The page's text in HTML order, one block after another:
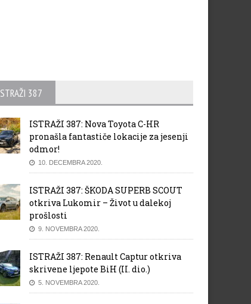
387
ISTRAŽI 387: Nova Toyota C-HR
pronašla fantastiče lokacije za jesenji
odmor!
10. DECEMBRA 2020.
ISTRAŽI 387: ŠKODA SUPERB SCOUT
otkriva Lukomir – Život u dalekoj
prošlosti
9. NOVEMBRA 2020.
ISTRAŽI 387: Renault Captur otkriva
skrivene ljepote BiH (II. dio.)
5. NOVEMBRA 2020.